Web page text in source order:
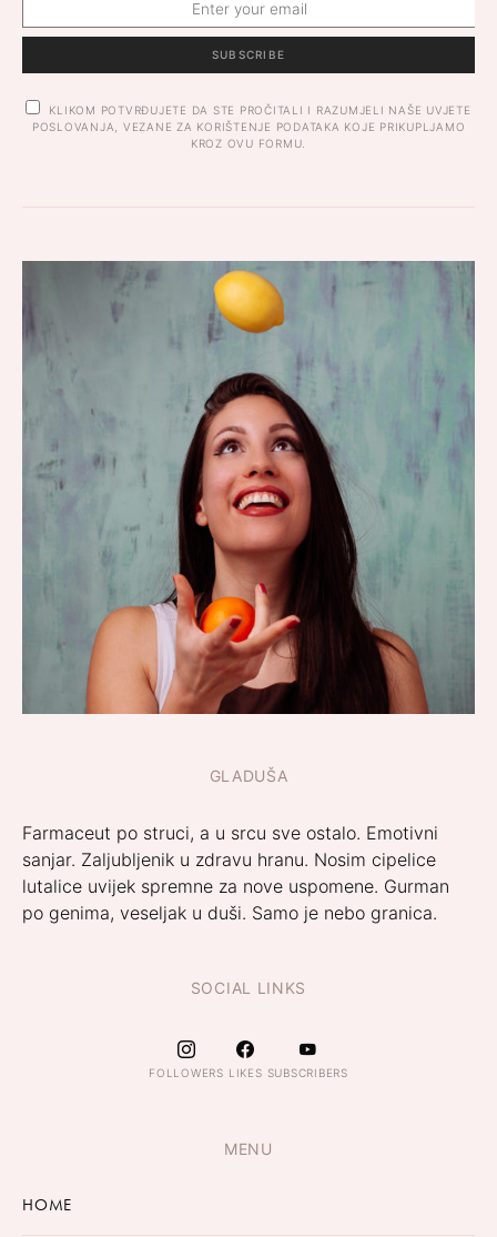
SUBSCRIBE
KLIKOM POTVRĐUJETE DA STE PROČITALI I RAZUMJELI NAŠE UVJETE
POSLOVANJA, VEZANE ZA KORIŠTENJE PODATAKA KOJE PRIKUPLJAMO
KROZ OVU FORMU.
GLADUŠA
Farmaceut po struci, a u srcu sve ostalo. Emotivni
sanjar. Zaljubljenik u zdravu hranu. Nosim cipelice
lutalice uvijek spremne za nove uspomene. Gurman
po genima, veseljak u duši. Samo je nebo granica.
SOCIAL LINKS
FOLLOWERS LIKES SUBSCRIBERS
MENU
HOME